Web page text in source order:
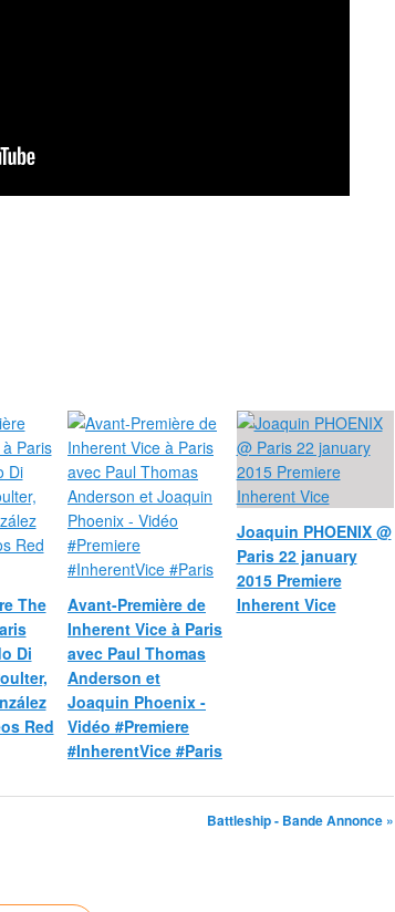
The
Di
Red
Avant-Première de
Inherent Vice à Paris
avec Paul Thomas
Anderson et
Joaquin Phoenix -
Vidéo #Premiere
#InherentVice #Paris
Joaquin PHOENIX @
Paris 22 january
2015 Premiere
Inherent Vice
Battleship - Bande Annonce »